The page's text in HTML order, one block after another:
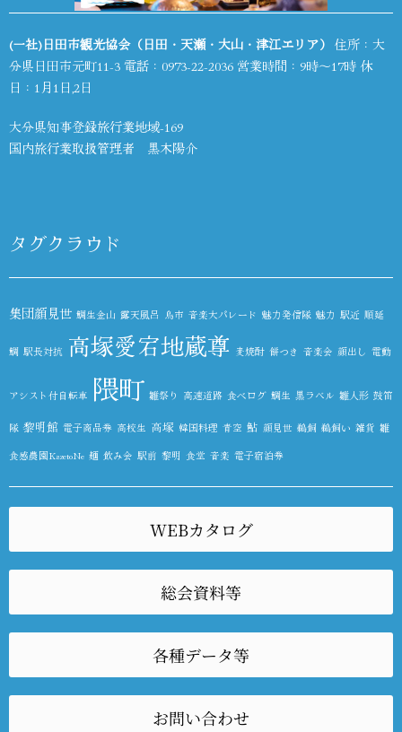
(一社)日田市観光協会（日田・天瀬・大山・津江エリア） 住所：大
分県日田市元町11-3 電話： 0973-22-2036 営業時間：9時～17時 休
日：1月1日,2日
大分県知事登録旅行業地域-169
国内旅行業取扱管理者 黒木陽介
タグクラウド
集団顔見世 鯛生金山 露天風呂 鳥市 音楽大パレード 魅力発信隊 魅力 駅近 順延
鯛 駅長対抗 高塚愛宕地蔵尊 麦焼酎 餅つき 音楽会 顔出し 電動
アシスト付自転車 隈町 雛祭り 高速道路 食べログ 鯛生 黒ラベル 雛人形 鼓笛
隊 黎明館 電子商品券 高校生 高塚 韓国料理 青空 鮎 顔見世 鵜飼 鵜飼い 雑貨 雛
食感農園KazetoNe 麺 飲み会 駅前 黎明 食堂 音楽 電子宿泊券
WEBカタログ
総会資料等
各種データ等
お問い合わせ